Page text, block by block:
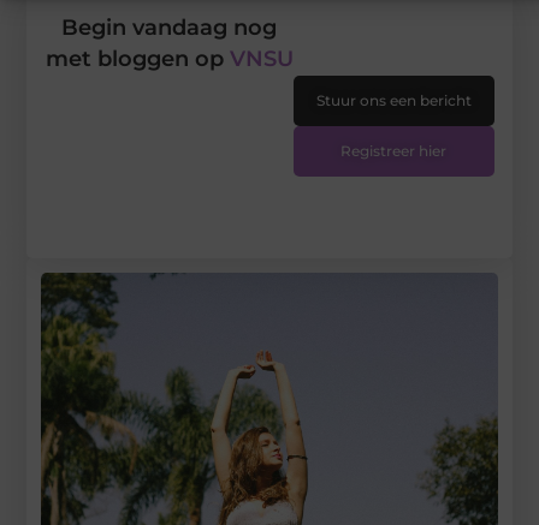
Begin vandaag nog
met bloggen op VNSU
Stuur ons een bericht
Registreer hier